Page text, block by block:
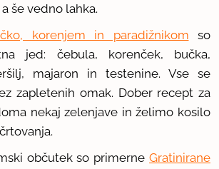
še vedno lahka.
korenjem in paradižnikom so
jed: čebula, korenček, bučka,
majaron in testenine. Vse se
zapletenih omak. Dober recept za
nekaj zelenjave in želimo kosilo
občutek so primerne Gratinirane